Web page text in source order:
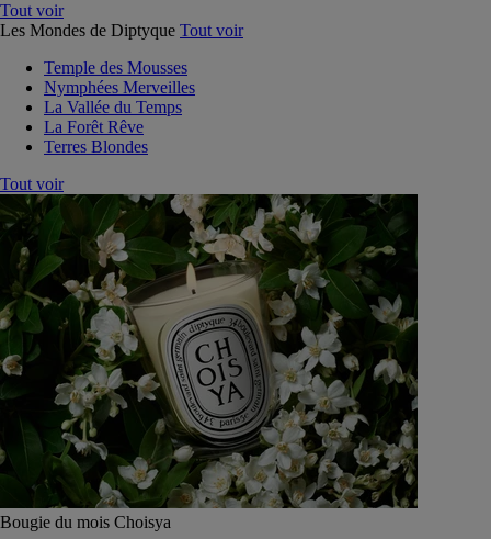
Tout voir
Les Mondes de Diptyque Tout voir
Temple des Mousses
Nymphées Merveilles
La Vallée du Temps
La Forêt Rêve
Terres Blondes
Tout voir
Bougie du mois Choisya